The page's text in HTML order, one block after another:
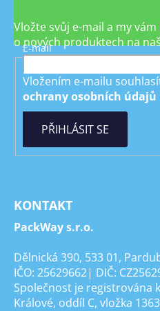
Vložte svůj e-mail a my
o nových produktech na
E-mail
Vložením e-mailu
ochrany osobních údajů
PŘIHLÁSIT SE
KONTAKT
PackWay s.r.o.
Dělnická 390, 533 01,
IČO: 25629662| DIČ:
Společnost je registrována
Králové, oddíl C, vložka